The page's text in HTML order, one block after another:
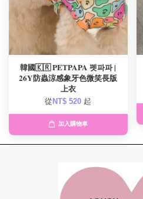
韓國🇰🇷 PETPAPA 펫파파 |
26Y防蟲涼感象牙色微笑長版
上衣
從 NT$ 520 起
加入購物車